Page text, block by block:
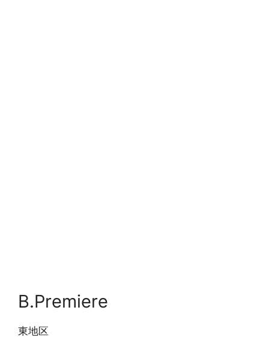
B.Premiere
東地区